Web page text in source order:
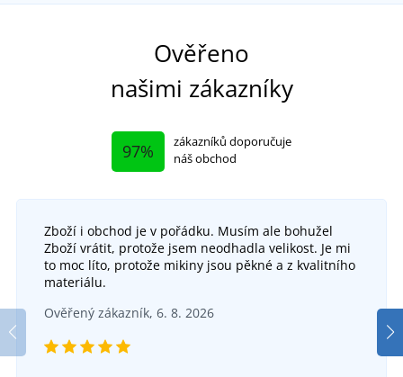
Pracovní obuv ZURRUM S1P ESD
DO 5 DNŮ
Pracovní obuv TIMON S1P ESD
Ověřeno
našimi zákazníky
97%
zákazníků doporučuje
náš obchod
Zboží i obchod je v pořádku. Musím ale bohužel
Zboží vrátit, protože jsem neodhadla velikost. Je mi
to moc líto, protože mikiny jsou pěkné a z kvalitního
materiálu.
Ověřený zákazník, 6. 8. 2026